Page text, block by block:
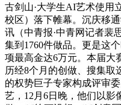
古剑山·大学生AI艺术使用
校区）落下帷幕。沉庆移
讯（中青报·中青网记者裴
集到1760件做品。更是这
项最高金达6万元。本届大
历经8个月的创做、搜集
的权势巨子专家构成评审
艺，12月6日晚，他们以影